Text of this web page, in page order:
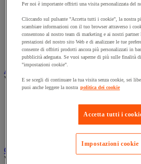
Archiviazione orizzontale
Archiviazione per cartelle sospese
Armadio
Armadio per ufficio
Carrello da ufficio
Libreria
Audiovisivi
Vedi tutte le categorie
Connessione audio e video
Fotocamera, videocamera e binocolo
Insonorizzazione e registrazione
Strumenti per proiezione e
Cancelleria e forniture per ufficio
Vedi tutte le categorie
Per noi è importante offrirti una visita personalizzata del
Cliccando sul pulsante "Accetta tutti i cookie", la nostra
scambiare informazioni con il tuo browser attraverso i
consentono al nostro team di marketing e ai nostri
prestazioni del nostro sito Web e di analizzare le tue
consente di offrirti prodotti ancora più personalizzati in
pubblicità adeguata. Se vuoi saperne di più sulle finalità
"impostazioni cookie".
E se scegli di continuare la tua visita senza cookie, sei
puoi anche leggere la nostra politica dei cookie
Accetta tutti i
Impostazioni cookie